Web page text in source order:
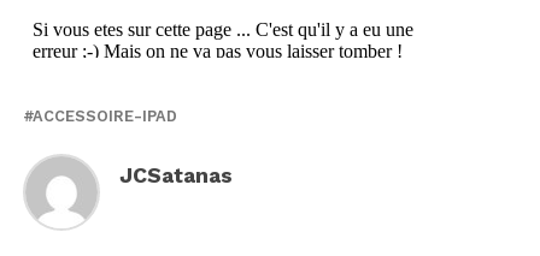
ACCESSOIRE-IPAD
JCSatanas